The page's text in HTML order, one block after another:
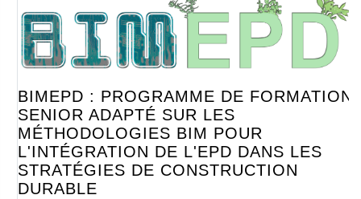
BIMEPD : PROGRAMME DE FORMATION
SENIOR ADAPTÉ SUR LES
MÉTHODOLOGIES BIM POUR
L'INTÉGRATION DE L'EPD DANS LES
STRATÉGIES DE CONSTRUCTION
DURABLE